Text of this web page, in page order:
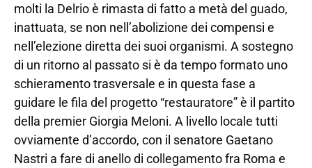
molti la Delrio è rimasta di fatto a metà del guado,
inattuata, se non nell’abolizione dei compensi e
nell’elezione diretta dei suoi organismi. A sostegno
di un ritorno al passato si è da tempo formato uno
schieramento trasversale e in questa fase a
guidare le fila del progetto “restauratore” è il partito
della premier Giorgia Meloni. A livello locale tutti
ovviamente d’accordo, con il senatore Gaetano
Nastri a fare di anello di collegamento fra Roma e